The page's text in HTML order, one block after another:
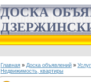
ДОСКА
Главная » Доска объявлений »
Недвижимость, квартиры